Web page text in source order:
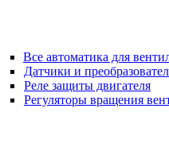
Все автоматика для
Датчики и
Реле защиты двигателя
Регуляторы вращения